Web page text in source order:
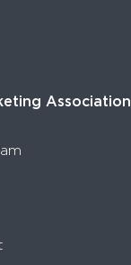
Association